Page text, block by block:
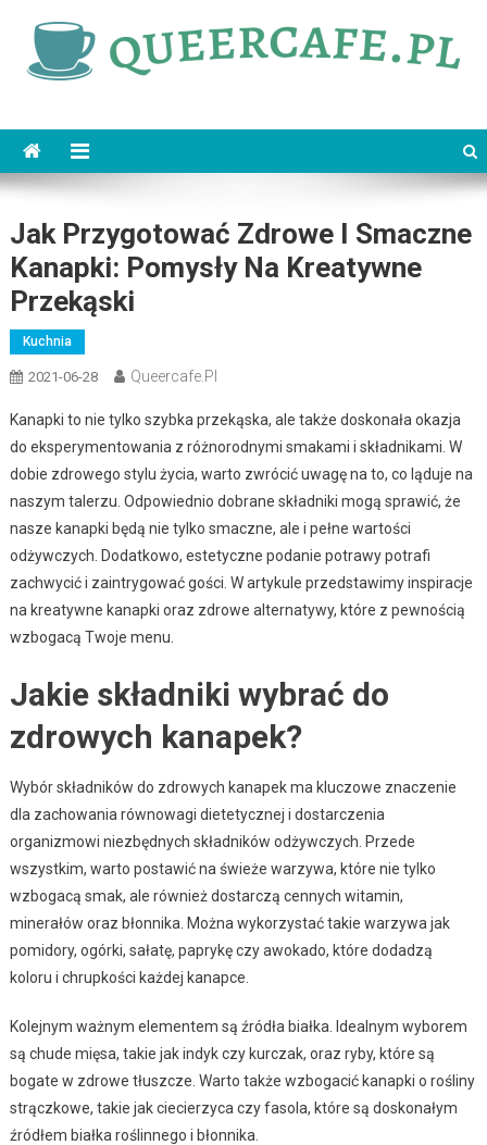
content
Jak Przygotować Zdrowe I Smaczne
Kanapki: Pomysły Na Kreatywne
Przekąski
Kuchnia
2021-06-28 Queercafe.pl
Kanapki to nie tylko szybka przekąska, ale także doskonała okazja
do eksperymentowania z różnorodnymi smakami i składnikami. W
dobie zdrowego stylu życia, warto zwrócić uwagę na to, co ląduje na
naszym talerzu. Odpowiednio dobrane składniki mogą sprawić, że
nasze kanapki będą nie tylko smaczne, ale i pełne wartości
odżywczych. Dodatkowo, estetyczne podanie potrawy potrafi
zachwycić i zaintrygować gości. W artykule przedstawimy inspiracje
na kreatywne kanapki oraz zdrowe alternatywy, które z pewnością
wzbogacą Twoje menu.
Jakie składniki wybrać do
zdrowych kanapek?
Wybór składników do zdrowych kanapek ma kluczowe znaczenie
dla zachowania równowagi dietetycznej i dostarczenia
organizmowi niezbędnych składników odżywczych. Przede
wszystkim, warto postawić na świeże warzywa, które nie tylko
wzbogacą smak, ale również dostarczą cennych witamin,
minerałów oraz błonnika. Można wykorzystać takie warzywa jak
pomidory, ogórki, sałatę, paprykę czy awokado, które dodadzą
koloru i chrupkości każdej kanapce.
Kolejnym ważnym elementem są źródła białka. Idealnym wyborem
są chude mięsa, takie jak indyk czy kurczak, oraz ryby, które są
bogate w zdrowe tłuszcze. Warto także wzbogacić kanapki o rośliny
strączkowe, takie jak ciecierzyca czy fasola, które są doskonałym
źródłem białka roślinnego i błonnika.